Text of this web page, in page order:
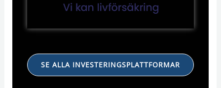
SE ALLA INVESTERINGSPLATTFORMAR